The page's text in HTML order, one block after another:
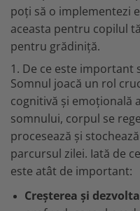
Patura
Patura Bumbac Organic
Patura Forma Ursulet
Patura Nou Nascuti
Fasa
Sac de Dormit
Sac de Infasat
Scutec de Infasat
Sistem - Vara
Sistem Nou Nascut
Sistem 0-3 Luni
MARIMI BEBELUSI
120x60
140x70
Saltele
Baldachin
Cearsafuri si protectii
Regurgitare
Sezut
Somn
Speciala
Suport
Sustinere
Torticolis
VARSTA
3 Luni
1 An
Bebe - Cu Gluga
Bebe - Finet
Bebe - Plaja
Copii
Copii - Bumbac
Copii - Gluga
Copii - Plaja
Copii - Plaja cu Gluga
Copii - Poncho
Copii - Poncho Plaja
Cu Capison
Patut
Pat Rabatabil
Pat Stivuibil
Scaune
Lemn
Mese
Modulare
Sortulete
CRESA
Ghiozdane
Ghiozdane Fete
poți să o implementezi
aceasta pentru copilul
pentru grădiniță.
1. De ce este
Somnul joacă un rol
cognitivă și emoțională
somnului, corpul se
procesează și
parcursul zilei. Iată de
este atât de important:
Creșterea și